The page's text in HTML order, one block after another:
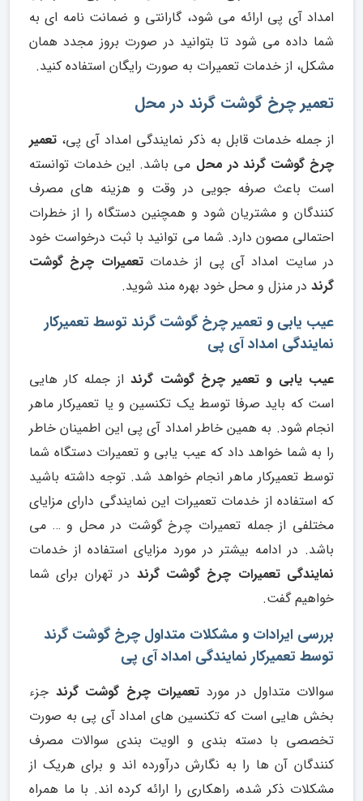
امداد آی پی ارائه می شود، گارانتی و ضمانت نامه ای به
شما داده می شود تا بتوانید در صورت بروز مجدد همان
مشکل، از خدمات تعمیرات به صورت رایگان استفاده کنید.
تعمیر چرخ گوشت گرند در محل
از جمله خدمات قابل به ذکر نمایندگی امداد آی پی، تعمیر
چرخ گوشت گرند در محل می باشد. این خدمات توانسته
است باعث صرفه جویی در وقت و هزینه های مصرف
کنندگان و مشتریان شود و همچنین دستگاه را از خطرات
احتمالی مصون دارد. شما می توانید با ثبت درخواست خود
در سایت امداد آی پی از خدماتتعمیرات چرخ گوشت
گرند در منزل و محل خود بهره مند شوید.
عیب یابی و تعمیر چرخ گوشت گرند توسط تعمیرکار
نمایندگی امداد آی پی
عیب یابی و تعمیر چرخ گوشت گرنداز جمله کار هایی
است که باید صرفا توسط یک تکنسین و یا تعمیرکار ماهر
انجام شود. به همین خاطر امداد آی پی این اطمینان خاطر
را به شما خواهد داد که عیب یابی و تعمیرات دستگاه شما
توسط تعمیرکار ماهر انجام خواهد شد. توجه داشته باشید
که استفاده از خدمات تعمیرات این نمایندگی دارای مزایای
مختلفی از جمله تعمیرات چرخ گوشت در محل و … می
باشد. در ادامه بیشتر در مورد مزایای استفاده از خدمات
نمایندگی تعمیرات چرخ گوشت گرند در تهران برای شما
خواهیم گفت.
بررسی ایرادات و مشکلات متداول چرخ گوشت گرند
توسط تعمیرکار نمایندگی امداد آی پی
سوالات متداول در مورد تعمیرات چرخ گوشت گرند جزء
بخش هایی است که تکنسین های امداد آی پی به صورت
تخصصی با دسته بندی و الویت بندی سوالات مصرف
کنندگان آن ها را به نگارش درآورده اند و برای هریک از
مشکلات ذکر شده، راهکاری را ارائه کرده اند. با ما همراه